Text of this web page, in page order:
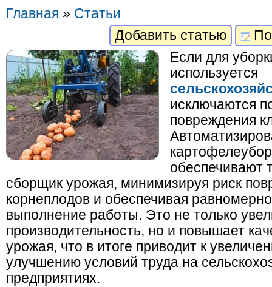
Главная » Статьи
Добавить статью
Если для
используется
исключаются
повреждения
обеспечивают
сборщик урожая, минимизируя риск
корнеплодов и обеспечивая
выполнение работы. Это не только
производительность, но и повышает
урожая, что в итоге приводит к
улучшению условий труда на
предприятиях.